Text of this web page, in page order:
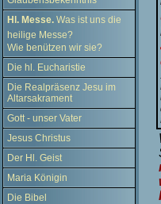
Hl. Messe. Was ist uns die
heilige Messe?
Wie benützen wir sie?
Die hl. Eucharistie
Die Realpräsenz Jesu im
Altarsakrament
Gott - unser Vater
Jesus Christus
Der Hl. Geist
Maria Königin
Die Bibel